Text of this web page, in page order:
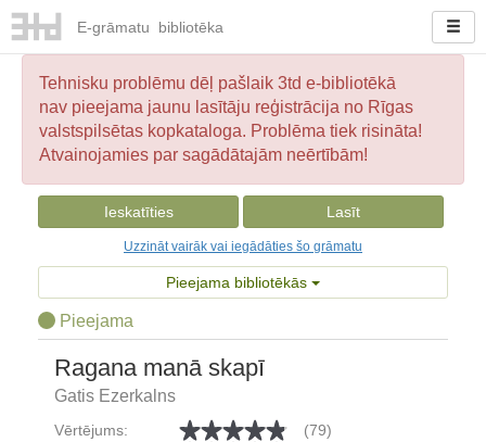
E-grāmatu bibliotēka
Tehnisku problēmu dēļ pašlaik 3td e-bibliotēkā
nav pieejama jaunu lasītāju reģistrācija no Rīgas
valstspilsētas kopkataloga. Problēma tiek risināta!
Atvainojamies par sagādātajām neērtībām!
Ieskatīties Lasīt
Uzzināt vairāk vai iegādāties šo grāmatu
Pieejama bibliotēkās
Pieejama
Ragana manā skapī
Gatis Ezerkalns
Vērtējums:
(79)